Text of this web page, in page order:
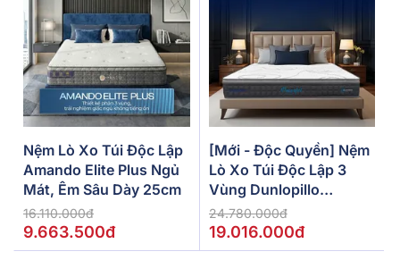
Nệm Lò Xo Túi Độc Lập
Amando Elite Plus Ngủ
Mát, Êm Sâu Dày 25cm
16.110.000đ
9.663.500đ
[Mới - Độc Quyền] Nệm
Lò Xo Túi Độc Lập 3
Vùng Dunlopillo
De.Stress Powerful
24.780.000đ
19.016.000đ